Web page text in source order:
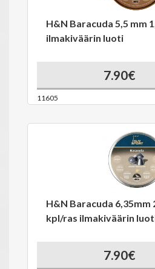
H&N Baracuda 5,5 mm
ilmakiväärin luoti
7.90€
11605
H&N Baracuda 6,35mm
kpl/ras ilmakiväärin
7.90€